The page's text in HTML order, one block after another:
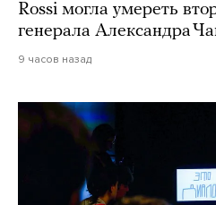
Rossi могла умереть
генерала Александра
9 часов назад